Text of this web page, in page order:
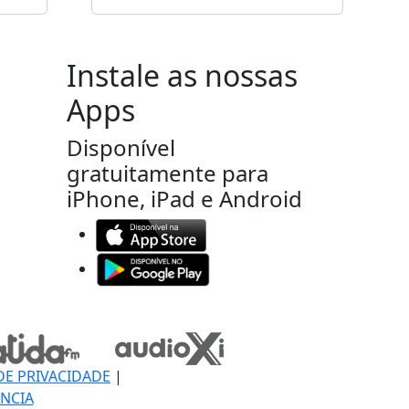
Instale as nossas
Apps
Disponível
gratuitamente para
iPhone, iPad e Android
PRIVACIDADE |